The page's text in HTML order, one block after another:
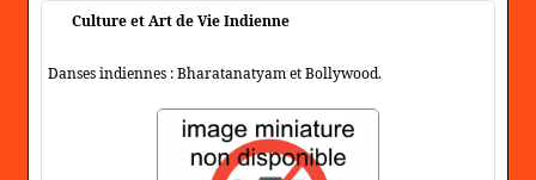
Culture et Art de Vie Indienne
Danses indiennes : Bharatanatyam et Bollywood.